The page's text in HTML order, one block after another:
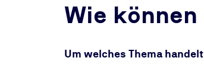
Wie
Um welches Thema